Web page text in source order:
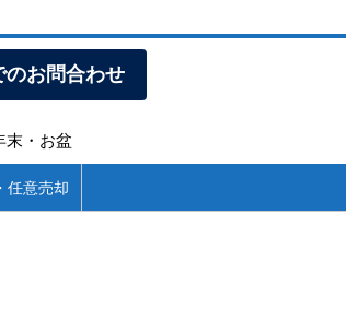
のお問合わせ
末・お盆
任意売却